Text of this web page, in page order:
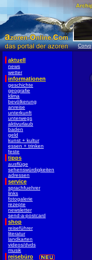
Corvo
aktuell
news
wetter
informationen
geschichte
geografie
klima
bevölkerung
anreise
unterkunft
unterwegs
aktivurlaub
baden
geld
kunst + kultur
essen + trinken
feste
tipps
ausflüge
sehenswürdigkeiten
adressen
service
sprachfuehrer
links
fotogalerie
rezepte
newsletter
send-a-postcard
shop
reiseführer
literatur
landkarten
videos/dvds
musik
reisebüro